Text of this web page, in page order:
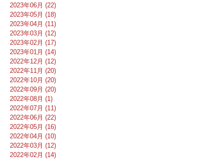
2023年06月 (22)
2023年05月 (18)
2023年04月 (11)
2023年03月 (12)
2023年02月 (17)
2023年01月 (14)
2022年12月 (12)
2022年11月 (20)
2022年10月 (20)
2022年09月 (20)
2022年08月 (1)
2022年07月 (11)
2022年06月 (22)
2022年05月 (16)
2022年04月 (10)
2022年03月 (12)
2022年02月 (14)